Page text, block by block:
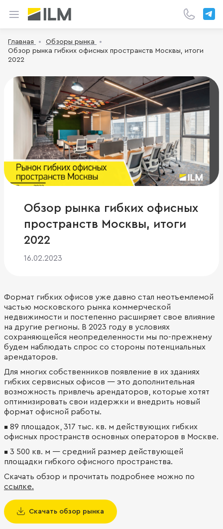
Главная
Обзоры рынка
Обзор рынка гибких офисных пространств Москвы, итоги
2022
Обзор рынка гибких офисных
пространств Москвы, итоги
2022
16.02.2023
Формат гибких офисов уже давно стал неотъемлемой
частью московского рынка коммерческой
недвижимости и постепенно расширяет свое влияние
на другие регионы. В 2023 году в условиях
сохраняющейся неопределенности мы по-прежнему
будем наблюдать спрос со стороны потенциальных
арендаторов.
Для многих собственников появление в их зданиях
гибких сервисных офисов — это дополнительная
возможность привлечь арендаторов, которые хотят
оптимизировать свои издержки и внедрить новый
формат офисной работы.
⁣▪⁣ 89 площадок, 317 тыс. кв. м действующих гибких
офисных пространств основных операторов в Москве.
⁣▪⁣ 3 500 кв. м — средний размер действующей
площадки гибкого офисного пространства.
Скачать обзор и прочитать подробнее можно по
ссылке.
Скачать обзор рынка